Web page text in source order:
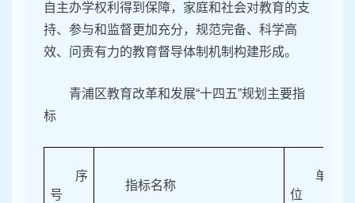
自主办学权利得到保障，家庭和社会对教育的支
持、参与和监督更加充分，规范完备、科学高
效、问责有力的教育督导体制机制构建形成。
青浦区教育改革和发展“十四五”规划主要指
标
序
号
指标名称
单
位